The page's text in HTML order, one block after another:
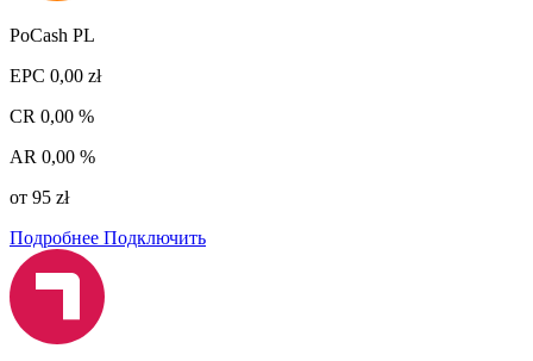
PoCash PL
EPC 0,00 zł
CR 0,00 %
AR 0,00 %
от 95 zł
Подробнее Подключить